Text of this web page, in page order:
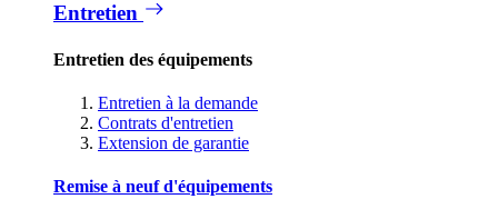
Entretien
Entretien des équipements
Entretien à la demande
Contrats d'entretien
Extension de garantie
Remise à neuf d'équipements